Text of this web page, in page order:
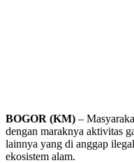
BOGOR (KM) –
dengan maraknya aktivitas
lainnya yang di anggap
ekosistem alam.